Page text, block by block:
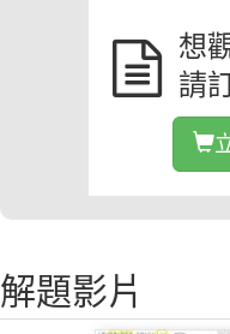
想
請
解題影片